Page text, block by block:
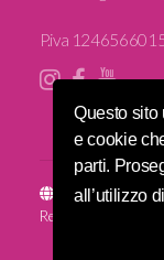
Questo sito
e cookie
parti.
all’utilizzo
P.iva
Sito e
Revolution.
© 2016